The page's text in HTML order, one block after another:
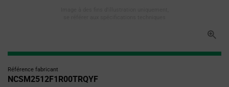
Référence fabricant
NCSM2512F1R00TRQYF